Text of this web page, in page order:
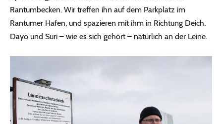
Rantumbecken. Wir treffen ihn auf dem Parkplatz im
Rantumer Hafen, und spazieren mit ihm in Richtung Deich.
Dayo und Suri – wie es sich gehört – natürlich an der Leine.